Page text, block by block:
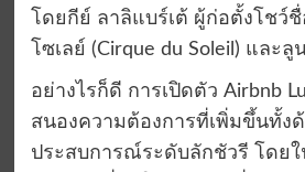
โดยกีย์ ลาลิแบร์เต้ ผู้ก่อตั้งโชว์
โซเลย์ (Cirque du Soleil) และลู
อย่างไรก็ดี การเปิดตัว Airbnb
สนองความต้องการที่เพิ่มขึ้นทั้ง
ประสบการณ์ระดับลักชัวรี โดย